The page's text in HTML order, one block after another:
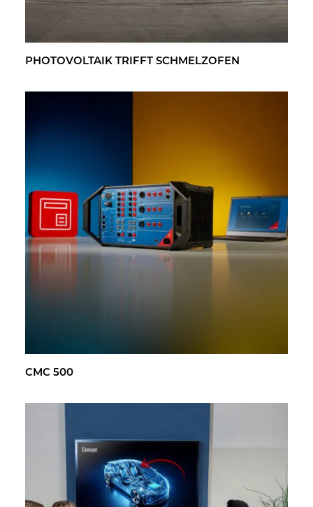
PHO­TO­VOL­TA­IK TRIFFT SCHMELZ­OFEN
CMC 500